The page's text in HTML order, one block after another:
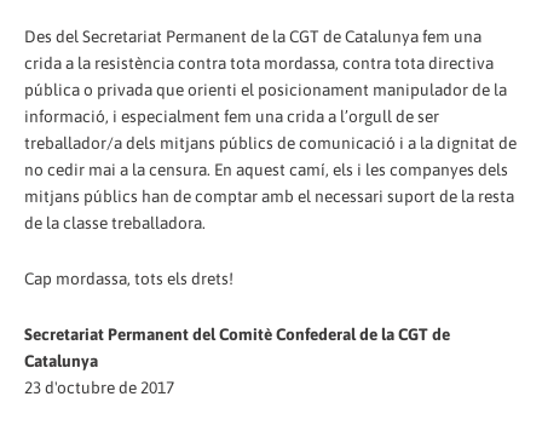
Des del Secretariat Permanent de la CGT de Catalunya fem una
crida a la resistència contra tota mordassa, contra tota directiva
pública o privada que orienti el posicionament manipulador de la
informació, i especialment fem una crida a l’orgull de ser
treballador/a dels mitjans públics de comunicació i a la dignitat de
no cedir mai a la censura. En aquest camí, els i les companyes dels
mitjans públics han de comptar amb el necessari suport de la resta
de la classe treballadora.
Cap mordassa, tots els drets!
Secretariat Permanent del Comitè Confederal de la CGT de
Catalunya
23 d'octubre de 2017